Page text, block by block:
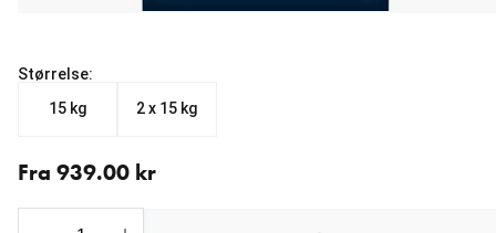
Størrelse:
15 kg
2 x 15 kg
Fra 939.00 kr